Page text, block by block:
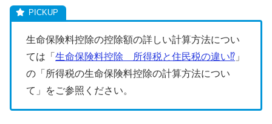
生命保険料控除の控除額の詳しい計算方法につい
ては「 生命保険料控除 所得税と住民税の違い⁉ 」
の「所得税の生命保険料控除の計算方法につい
て」をご参照ください。